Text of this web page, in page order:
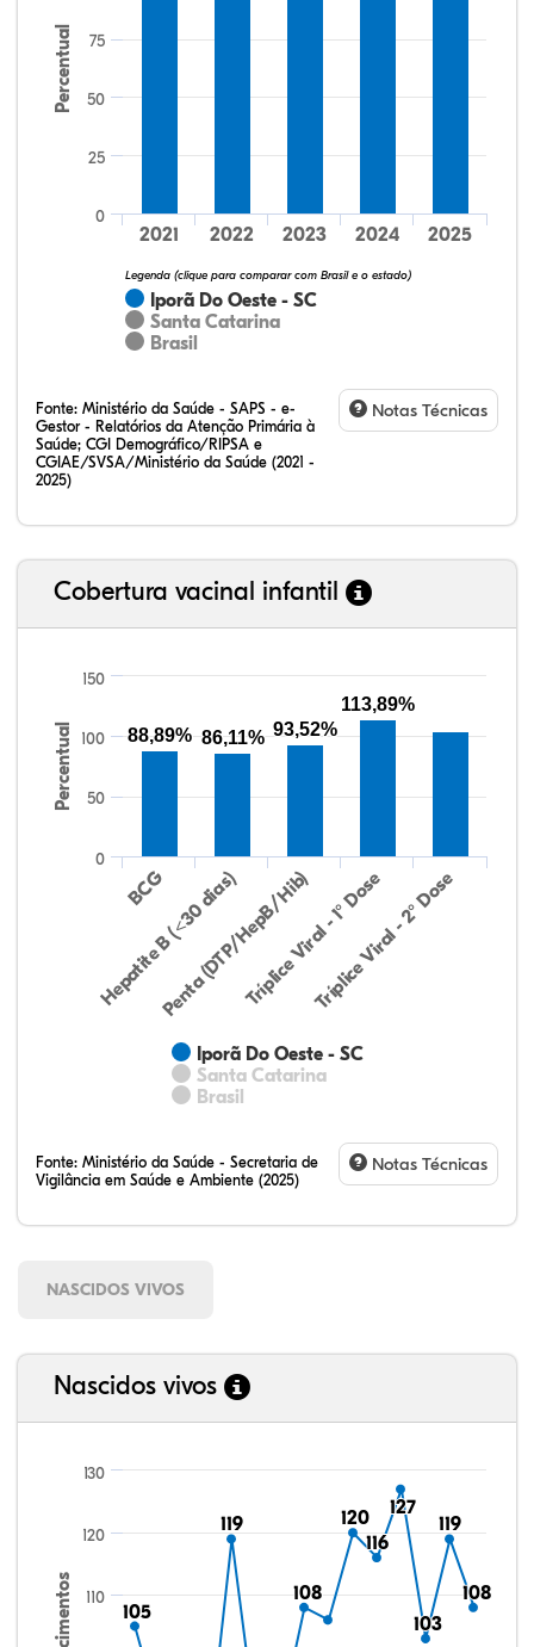
Percentual
Iporã Do Oeste - SC
Santa Catarina
Brasil
Legenda (clique para comparar com Brasil e o estado)
2021 2022 2023 2024 2025
0
25
50
75
Fonte: Ministério da Saúde - SAPS - e-
Gestor - Relatórios da Atenção Primária à
Saúde; CGI Demográfico/RIPSA e
CGIAE/SVSA/Ministério da Saúde (2021 -
2025)
Notas Técnicas
Cobertura vacinal infantil
Percentual
Iporã Do Oeste - SC
Santa Catarina
Brasil
BCG
Hepatite B (<30 dias)
Penta (DTP/HepB/Hib)Tríplice Viral - 1° Dose
Tríplice Viral - 2° Dose
0
50
100
150
88,89% 86,11% 93,52%
113,89%
Fonte: Ministério da Saúde - Secretaria de
Vigilância em Saúde e Ambiente (2025)
Notas Técnicas
NASCIDOS VIVOS
Nascidos vivos
105
105
119
119
108
108
120
120
116
116
127
127
103
103
119
119
108
108
110
120
130
72,73%
11,36%
0,00%
11,36%
4,55%
0,00%
32,28%
12,07%
0,23%
51,73%
2,94%
0,75%